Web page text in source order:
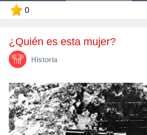
0
¿Quién es esta mujer?
Historia